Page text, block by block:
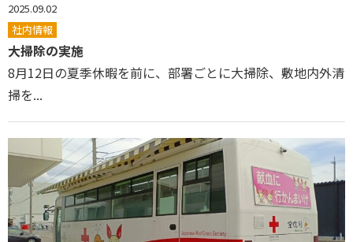
2025.09.02
社内情報
大掃除の実施
8月12日の夏季休暇を前に、部署ごとに大掃除、敷地内外清
掃を...